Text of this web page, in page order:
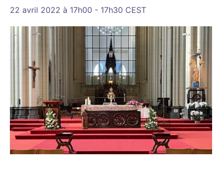
22 avril 2022 à 17h00 - 17h30 CEST